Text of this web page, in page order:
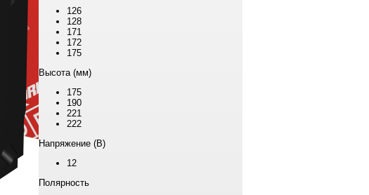
126
128
171
172
175
Высота (мм)
175
190
221
222
Напряжение (В)
12
Полярность